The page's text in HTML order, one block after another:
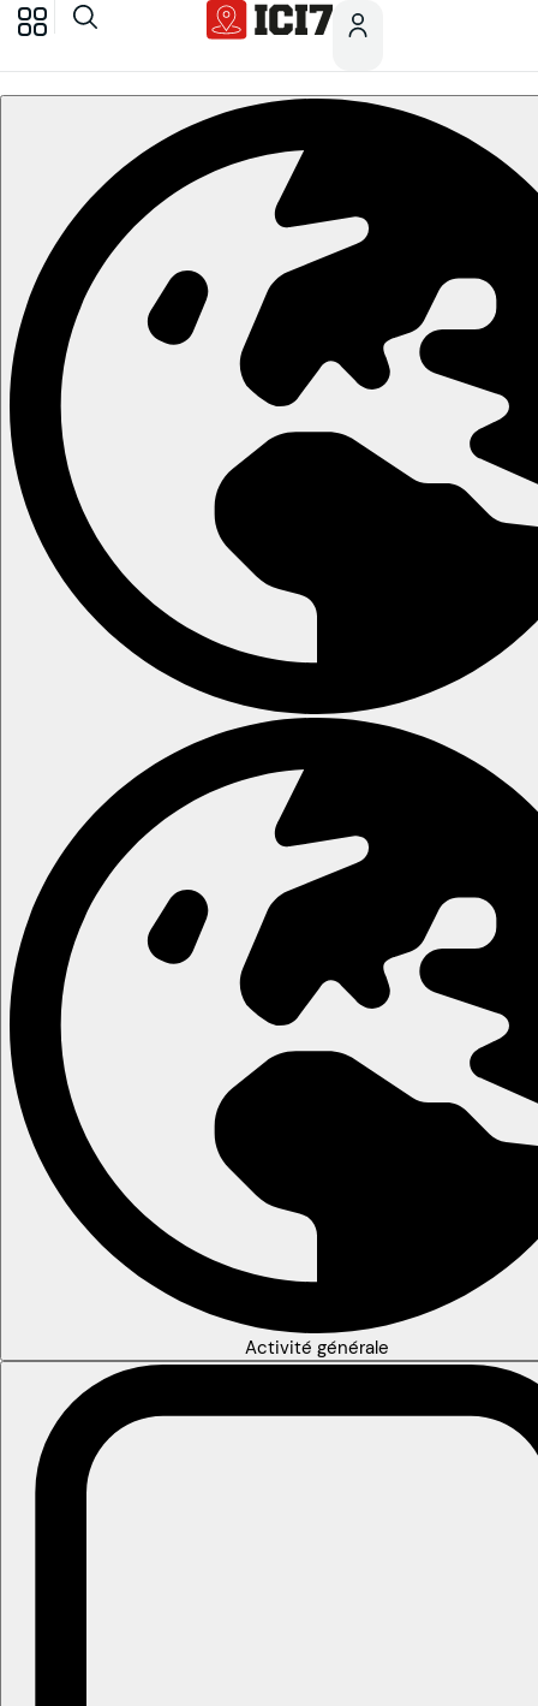
Activité générale